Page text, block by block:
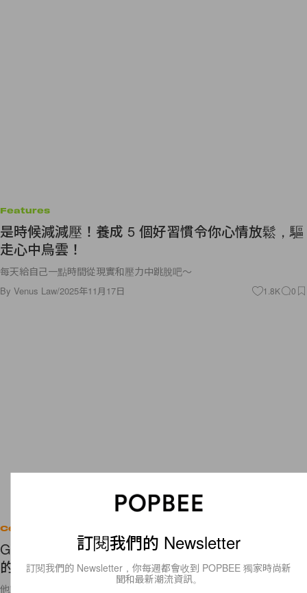
Features
是時候減減壓！養成 5 個好習慣令你心情放鬆，驅
走心中烏雲！
每天給自己一點時間從現實和壓力中跳脫吧～
By Venus Law/2025年11月17日 1.8K 0
Celebrities
GD 未公開小帳又遭曝光？才剛吐露私生活被窺視
的無奈，粉絲怒吼：「離他的生活遠一點！」
他節目上說起這些的神情太令人心疼🥺
訂閱我們的 Newsletter
訂閱我們的 Newsletter，你每週都會收到 POPBEE 獨家時尚新
聞和最新潮流資訊。